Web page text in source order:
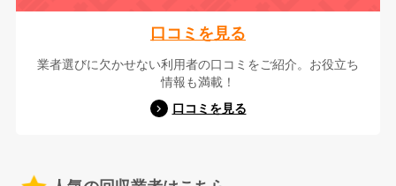
口コミを見る
業者選びに欠かせない利用者の口コミをご紹介。お役立ち
情報も満載！
口コミを見る